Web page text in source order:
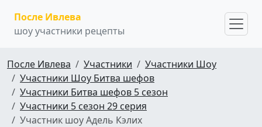
После Ивлева
шоу участники рецепты
После Ивлева Участники
Участники Шоу
Участники Шоу Битва шефов
Участники Битва шефов 5 сезон
Участники 5 сезон 29 серия
Участник шоу Адель Кэлих